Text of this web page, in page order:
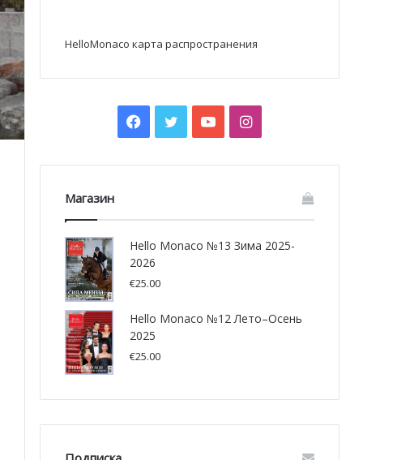
HelloMonaco карта распространения
Facebook
TwitterYouTubeInstagram
Магазин
Hello Monaco №13 Зима 2025-
2026
€25.00
Hello Monaco №12 Лето–Осень
2025
€25.00